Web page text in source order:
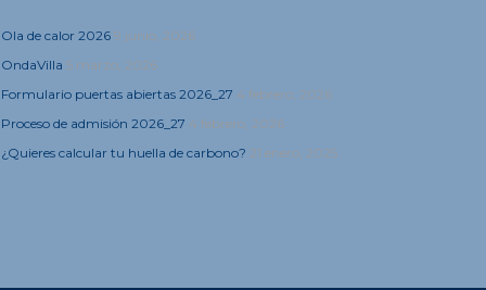
Ola de calor 2026 9 junio, 2026
OndaVilla 5 marzo, 2026
Formulario puertas abiertas 2026_27 4 febrero, 2026
Proceso de admisión 2026_27 4 febrero, 2026
¿Quieres calcular tu huella de carbono? 21 enero, 2025